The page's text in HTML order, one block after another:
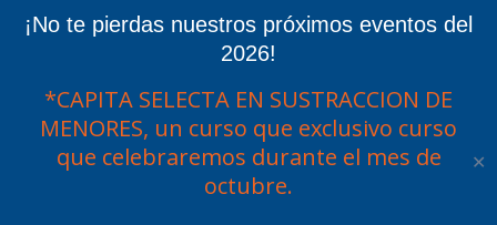
¡No te pierdas nuestros próximos eventos del
2026!
*CAPITA SELECTA EN SUSTRACCION DE
MENORES, un curso que exclusivo curso
que celebraremos durante el mes de
octubre.
✕